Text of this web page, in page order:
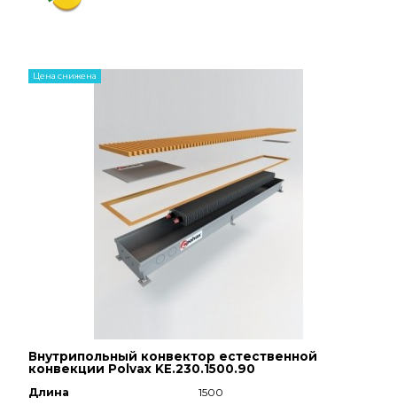
Цена снижена
Внутрипольный конвектор естественной
конвекции Polvax KE.230.1500.90
Длина 1500